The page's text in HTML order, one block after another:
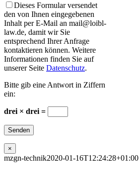
Dieses Formular versendet
den von Ihnen eingegebenen
Inhalt per E-Mail an mail@loibl-
law.de, damit wir Sie
entsprechend Ihrer Anfrage
kontaktieren können. Weitere
Informationen finden Sie auf
unserer Seite Datenschutz.
Bitte gib eine Antwort in Ziffern
ein:
drei × drei =
×
mzgn-technik2020-01-16T12:24:28+01:00